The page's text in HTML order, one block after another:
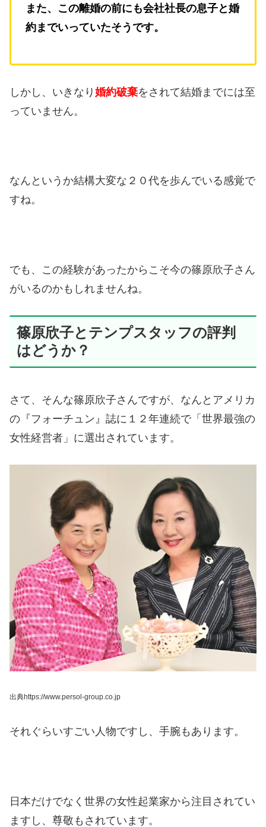
また、この離婚の前にも会社社長の息子と婚
約までいっていたそうです。
しかし、いきなり 婚約破棄をされて結婚までには至
っていません。
なんというか結構大変な２０代を歩んでいる感覚で
すね。
でも、この経験があったからこそ今の篠原欣子さん
がいるのかもしれませんね。
篠原欣子とテンプスタッフの評判
はどうか？
さて、そんな篠原欣子さんですが、なんとアメリカ
の『フォーチュン』誌に１２年連続で「世界最強の
女性経営者」に選出されています。
出典https://www.persol-group.co.jp
それぐらいすごい人物ですし、手腕もあります。
日本だけでなく世界の女性起業家から注目されてい
ますし、尊敬もされています。